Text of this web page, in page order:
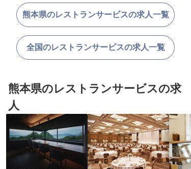
熊本県のレストランサービスの求人一覧
全国のレストランサービスの求人一覧
熊本県のレストランサービスの求
人